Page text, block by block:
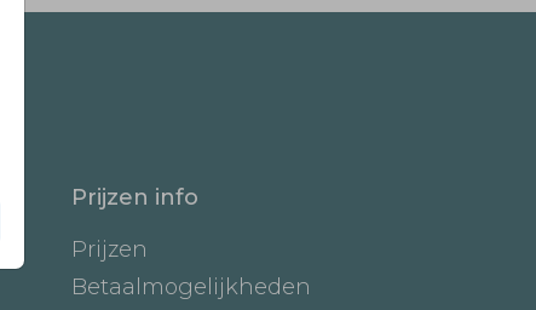
Prijzen info
Prijzen
Betaalmogelijkheden